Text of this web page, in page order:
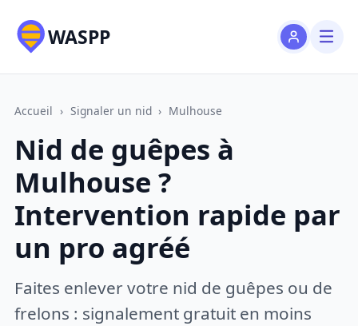
WASPP
Accueil › Signaler un nid › Mulhouse
Nid de guêpes à
Mulhouse ?
Intervention rapide par
un pro agréé
Faites enlever votre nid de guêpes ou de
frelons : signalement gratuit en moins